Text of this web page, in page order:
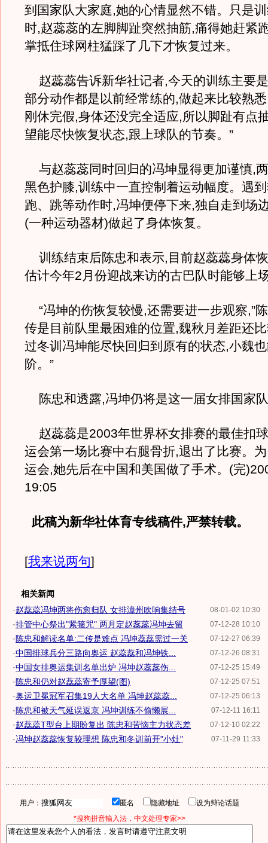
到国家队大家庭,她的心情显然不错。只是
时,赵蕊蕊的左脚脚趾突然抽筋,痛得她赶紧
掌抵住球网柱猛踩了几下才恢复过来。
赵蕊蕊告诉新华社记者,今天的训练主要
部分动作都是以前经常练的,做起来比较熟
刚休完假,身体还没完全适应,所以脚趾有点
望能尽快恢复状态,跟上球队的节奏。”
与赵蕊蕊同时回归的冯坤显得更加谨慎,
黑色护膝,训练中一直控制着运动幅度。遇
跑、跳等动作时,冯坤便停下来,独自走到场
(一种运动器材)做起了身体恢复。
训练结束后陈忠和表示,目前赵蕊蕊身体
估计今年2月份迎战来访的古巴队时能够上
“冯坤的伤恢复较慢,还需要进一步观察,”
传是目前队里最困难的位置,魏秋月差距还
过冬训冯坤能尽快回归到原有的状态,小魏
阶。”
陈忠和透露,冯坤仍将是这一届女排国家
赵蕊蕊是2003年世界杯女排赛的最佳扣
运会第一场比赛中右腿骨折,退出了比赛。
运会,她先后在中国和美国做了手术。(完
19:05
此稿为新华社体育专线稿件,严禁转载。
[我来说两句]
相关新闻
08-01-02 10:30
·赵蕊蕊冯坤两将伤愈归队 女排漳州吹响集结号
07-12-28 10:10
·排管中心祭出"紧箍咒" 两月定赵蕊蕊冯坤去留
07-12-27 06:39
· 陈忠和解读名单:二传是难点 冯坤蕊蕊需过一关
07-12-26 08:31
·中国排球兵分三路向奥运 赵蕊蕊和冯坤铁...
07-12-25 15:49
·中国女排奥运集训名单出炉 冯坤赵蕊蕊伤...
07-12-25 07:51
· 陈忠和仍对赵蕊蕊寄予厚望(图)
07-12-25 06:13
·奥运卫冕冠军召集19人大名单 冯坤赵蕊蕊...
07-12-11 16:11
· 陈忠和被天气延误返京 冯坤训练不偷懒展...
07-12-10 02:22
·赵蕊蕊T型台上期盼复出 陈忠和苦恼主力状态差
07-11-29 11:33
·冯坤赵蕊蕊恢复较理想 陈忠和冬训前开"小灶"
用户： 匿名 隐藏地址
设为辩论话题
*搜狗拼音输入法，中文处理专家>>